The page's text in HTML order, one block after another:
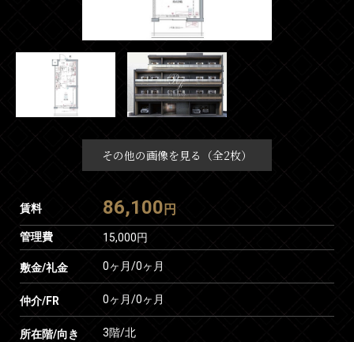
その他の画像を見る（全2枚）
賃料 86,100 円
管理費 15,000円
敷金/礼金 0ヶ月/0ヶ月
仲介/FR 0ヶ月/0ヶ月
所在階/向き 3階/北